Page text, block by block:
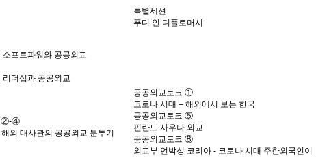
특별세션
푸디 인 디플로머시
소프트파워와 공공외교
리더십과 공공외교
②-④
외 대사관의 공공외교 분투기
공공외교토크 ①
코로나 시대 – 해외에서 보는 한국
공공외교토크 ⑤
핀란드 사우나 외교
공공외교토크 ⑧
외교부 언박싱 코리아 - 코로나 시대 주한외국인이